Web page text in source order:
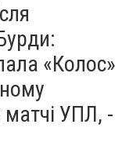
«Колос»
УПЛ, -